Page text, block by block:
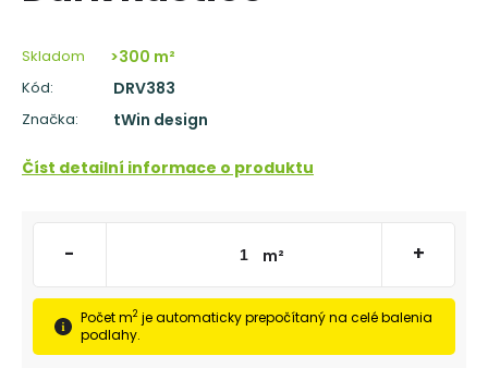
Skladom >300 m²
Kód: DRV383
Značka: tWin design
Číst detailní informace o produktu
- m² +
Počet m2 je automaticky prepočítaný na celé balenia
podlahy.
O
d
č
m